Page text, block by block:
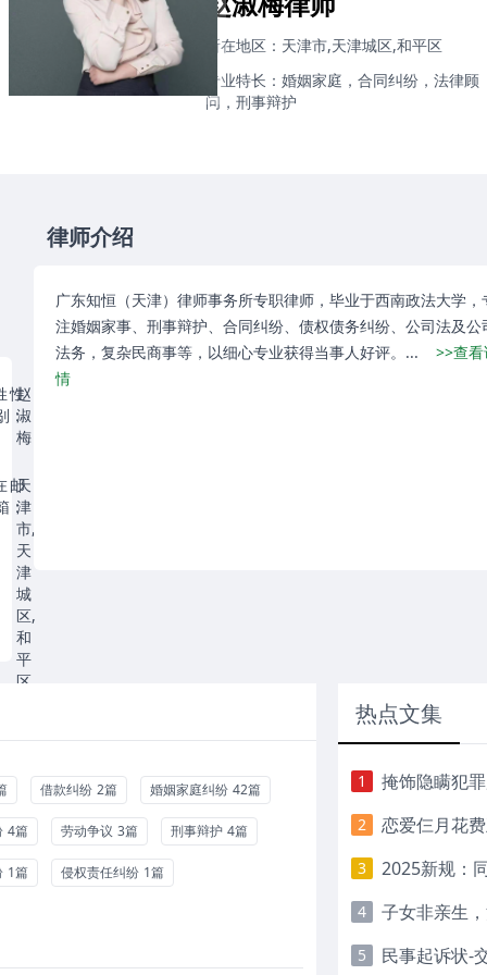
所在地区：天津市,天津城区,和平区
专业特长：婚姻家庭，合同纠纷，法律顾
问，刑事辩护
赵
淑
梅
性
：
天
津
市,
天
津
城
区,
和
平
区
邮
：
婚
家
纷
律师介绍
广东知恒（天津）律师事务所专职律师，毕业于西南政法大学，
注婚姻家事、刑事辩护、合同纠纷、债权债务纠纷、公司法及公
法务，复杂民商事等，以细心专业获得当事人好评。...
>>查
情
借款纠纷 2篇 婚姻家庭纠纷 42篇
4篇 劳动争议 3篇 刑事辩护 4篇
1篇 侵权责任纠纷 1篇
热点文集
1 掩饰隐瞒犯
2 恋爱仨月花
3 2025新规：
4 子女非亲生
5 民事起诉状-